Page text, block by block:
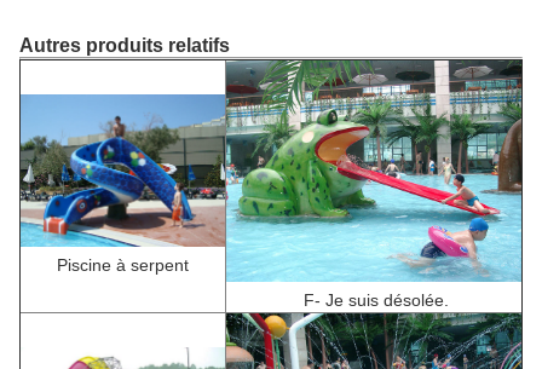
Autres produits relatifs
Piscine à serpent
F- Je suis désolée.